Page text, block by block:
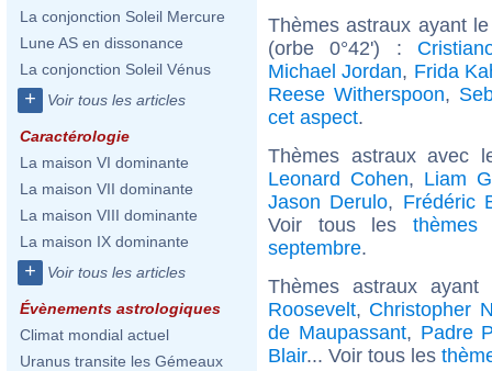
La conjonction Soleil Mercure
Lune AS en dissonance
La conjonction Soleil Vénus
+ Voir tous les articles
Caractérologie
La maison VI dominante
La maison VII dominante
La maison VIII dominante
La maison IX dominante
+ Voir tous les articles
Évènements astrologiques
Climat mondial actuel
Uranus transite les Gémeaux
Thèmes astraux ayant
(orbe 0°42') :
Michael Jordan, Frida
Reese Witherspoon,
cet aspect.
Thèmes astraux avec
Leonard Cohen, Liam
Jason Derulo, Frédéric
Voir tous les
septembre.
Thèmes astraux
Roosevelt, Christopher
de Maupassant, Padre
Blair... Voir tous les